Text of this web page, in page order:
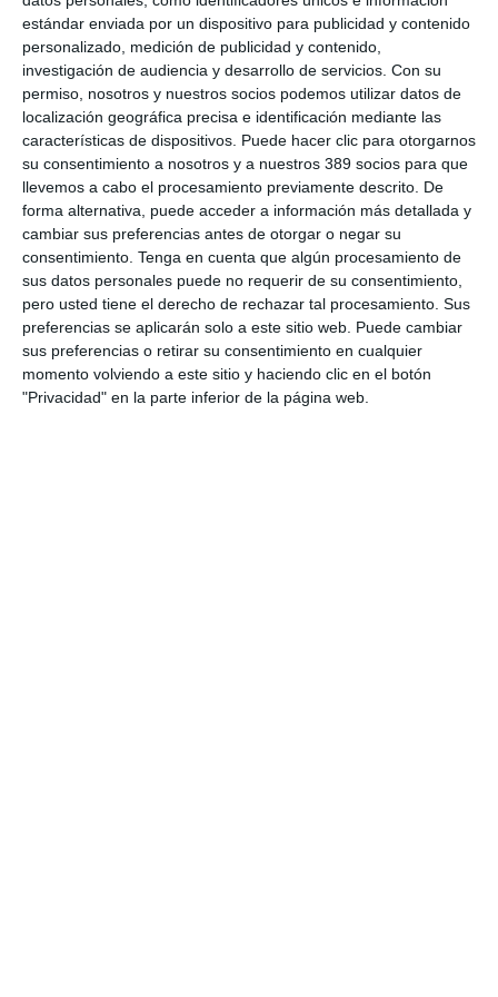
estándar enviada por un dispositivo para publicidad y contenido
personalizado, medición de publicidad y contenido,
investigación de audiencia y desarrollo de servicios. Con su
permiso, nosotros y nuestros socios podemos utilizar datos de
localización geográfica precisa e identificación mediante las
características de dispositivos. Puede hacer clic para otorgarnos
su consentimiento a nosotros y a nuestros 389 socios para que
llevemos a cabo el procesamiento previamente descrito. De
forma alternativa, puede acceder a información más detallada y
cambiar sus preferencias antes de otorgar o negar su
consentimiento. Tenga en cuenta que algún procesamiento de
sus datos personales puede no requerir de su consentimiento,
pero usted tiene el derecho de rechazar tal procesamiento. Sus
preferencias se aplicarán solo a este sitio web. Puede cambiar
sus preferencias o retirar su consentimiento en cualquier
momento volviendo a este sitio y haciendo clic en el botón
"Privacidad" en la parte inferior de la página web.
formarse, actualizarse y afrontar los cambios regulatorios con
rigor y seguridad. Ello nos anima a seguir trabajando, como
parte de nuestro compromiso, para acercar la formación
jurídica y regulatoria a la mediación de una forma clara,
práctica y útil", ha señalado
Ramón Gómez
del canal mediación de onLygal.
Si quiere recibir diariamente y GRATIS noticias como
esta, pinche aquí
LO ÚLTIMO
Debate profesional: ¿el incendio de Madrid se considera hecho
de la circulación?
Por aquí pasan los planes de Mapfre para un nuevo año récord
en beneficio…y la principal amenaza
La mayoría del seguro español cree que la economía no variará